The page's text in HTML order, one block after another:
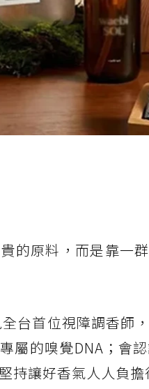
的原料，而是靠
台首位視障調香師
屬的嗅覺DNA；會
持讓好香氣人人負擔